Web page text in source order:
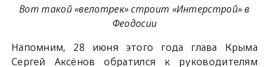
Вот такой «велотрек» строит «Интерстрой» в
Феодосии
Напомним, 28 июня этого года глава Крыма
Сергей Аксёнов обратился к руководителям